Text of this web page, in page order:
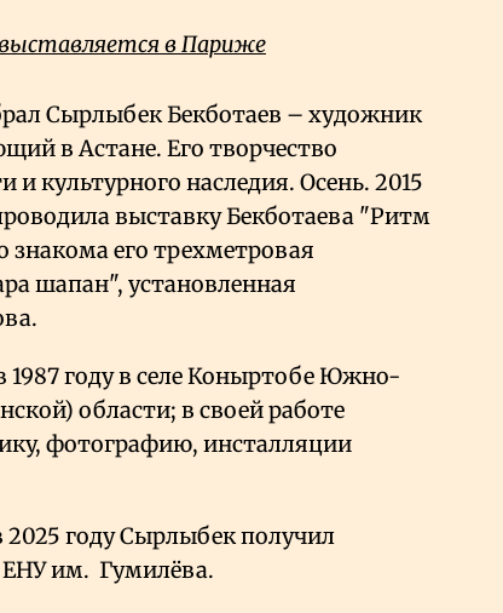
в Париже
Сырлыбек Бекботаев – художник
в Астане. Его творчество
и культурного наследия. Осень. 2015
выставку Бекботаева "Ритм
его трехметровая
шапан", установленная
1987 году в селе Коныртобе Южно-
области; в своей работе
фотографию, инсталляции
2025 году Сырлыбек получил
ЕНУ им. Гумилёва.